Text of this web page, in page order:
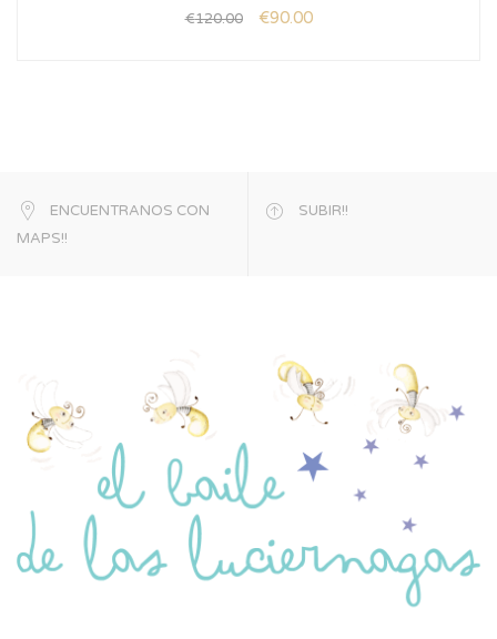
€120.00 €90.00
ENCUENTRANOS CON
MAPS!!
SUBIR!!